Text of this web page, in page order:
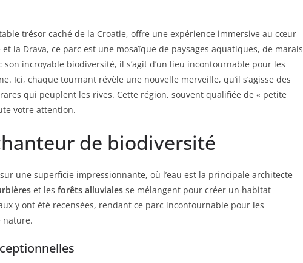
trésor caché de la Croatie, offre une expérience immersive au cœur
la Drava, ce parc est une mosaïque de paysages aquatiques, de marais
incroyable biodiversité, il s’agit d’un lieu incontournable pour les
Ici, chaque tournant révèle une nouvelle merveille, qu’il s’agisse des
qui peuplent les rives. Cette région, souvent qualifiée de « petite
votre attention.
de biodiversité
une superficie impressionnante, où l’eau est la principale architecte
et les forêts alluviales se mélangent pour créer un habitat
y ont été recensées, rendant ce parc incontournable pour les
nature.